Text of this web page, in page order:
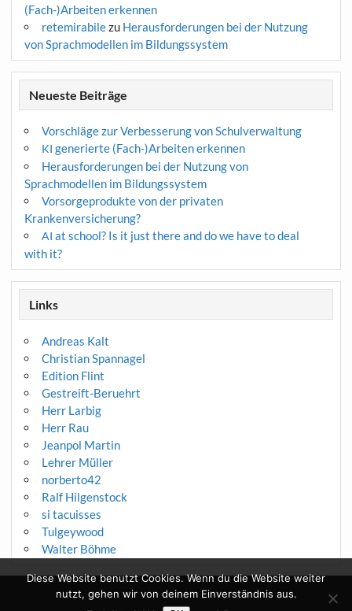
(Fach-)Arbeiten erkennen
retemirabilezu Herausforderungen bei der Nutzung
von Sprachmodellen im Bildungssystem
Neueste Beiträge
Vorschläge zur Verbesserung von Schulverwaltung
KI generierte (Fach-)Arbeiten erkennen
Herausforderungen bei der Nutzung von
Sprachmodellen im Bildungssystem
Vorsorgeprodukte von der privaten
Krankenversicherung?
AI at school? Is it just there and do we have to deal
with it?
Links
Andreas Kalt
Christian Spannagel
Edition Flint
Gestreift-Beruehrt
Herr Larbig
Herr Rau
Jeanpol Martin
Lehrer Müller
norberto42
Ralf Hilgenstock
si tacuisses
Tulgeywood
Walter Böhme
Diese Website benutzt Cookies. Wenn du die Website weiter
nutzt, gehen wir von deinem Einverständnis aus.